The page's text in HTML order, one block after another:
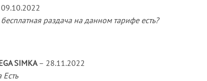
09.10.2022
раздача на данном тарифе есть?
SIMKA– 28.11.2022
Есть